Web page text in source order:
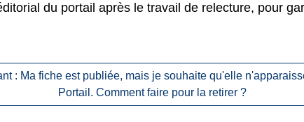
du portail après le travail de relecture, pour
: Ma fiche est publiée, mais je souhaite qu'elle
Portail. Comment faire pour la retirer ?